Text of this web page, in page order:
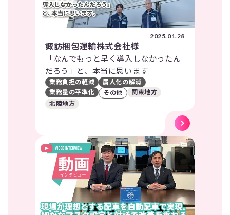
2025.01.28
諏訪梱包運輸株式会社様
「なんでもっと早く導入しなかったん
だろう」と、本当に思います
業務負担の軽減
属人化の解消
業務量の平準化
その他
関東地方
北陸地方